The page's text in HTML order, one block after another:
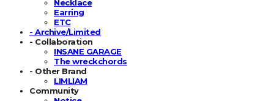
Necklace
Earring
ETC
- Archive/Limited
- Collaboration
INSANE GARAGE
The wreckchords
- Other Brand
LIMLIAM
Community